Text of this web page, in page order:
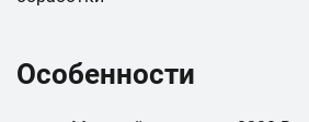
Особенности